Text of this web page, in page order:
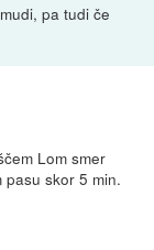
pa tudi če
Lom smer
pasu skor 5 min.